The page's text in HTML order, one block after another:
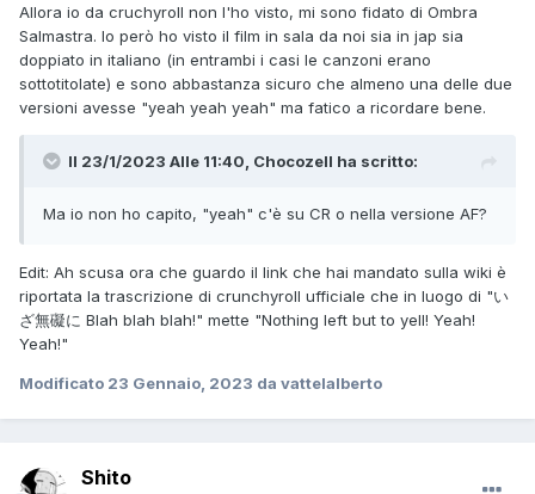
Allora io da cruchyroll non l'ho visto, mi sono fidato di Ombra
Salmastra. Io però ho visto il film in sala da noi sia in jap sia
doppiato in italiano (in entrambi i casi le canzoni erano
sottotitolate) e sono abbastanza sicuro che almeno una delle due
versioni avesse "yeah yeah yeah" ma fatico a ricordare bene.
Il 23/1/2023 Alle 11:40, Chocozell ha scritto:
Ma io non ho capito, "yeah" c'è su CR o nella versione AF?
Edit: Ah scusa ora che guardo il link che hai mandato sulla wiki è
riportata la trascrizione di crunchyroll ufficiale che in luogo di "い
ざ無礙に Blah blah blah!" mette "Nothing left but to yell! Yeah!
Yeah!"
Modificato 23 Gennaio, 2023 da vattelalberto
Shito